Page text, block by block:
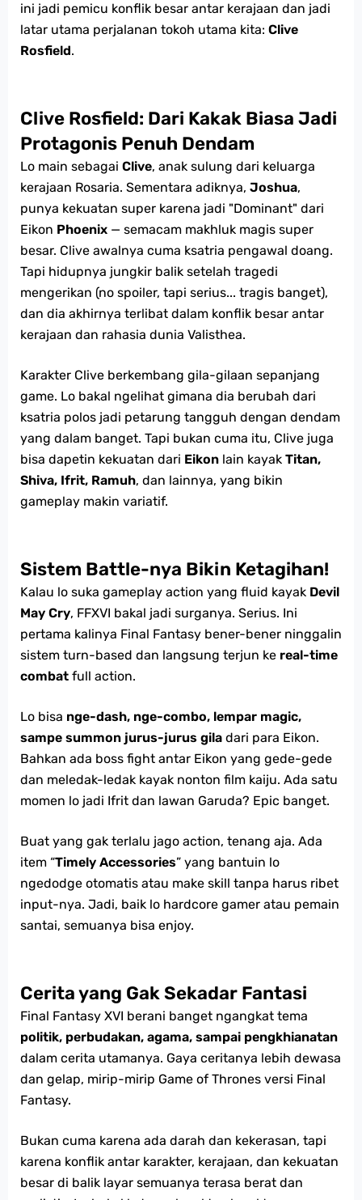
ini jadi pemicu konflik besar antar kerajaan dan jadi
latar utama perjalanan tokoh utama kita: Clive
Rosfield.
Clive Rosfield: Dari Kakak Biasa Jadi
Protagonis Penuh Dendam
Lo main sebagai Clive, anak sulung dari keluarga
kerajaan Rosaria. Sementara adiknya, Joshua,
punya kekuatan super karena jadi "Dominant" dari
Eikon Phoenix — semacam makhluk magis super
besar. Clive awalnya cuma ksatria pengawal doang.
Tapi hidupnya jungkir balik setelah tragedi
mengerikan (no spoiler, tapi serius... tragis banget),
dan dia akhirnya terlibat dalam konflik besar antar
kerajaan dan rahasia dunia Valisthea.
Karakter Clive berkembang gila-gilaan sepanjang
game. Lo bakal ngelihat gimana dia berubah dari
ksatria polos jadi petarung tangguh dengan dendam
yang dalam banget. Tapi bukan cuma itu, Clive juga
bisa dapetin kekuatan dari Eikon lain kayak Titan,
Shiva, Ifrit, Ramuh, dan lainnya, yang bikin
gameplay makin variatif.
Sistem Battle-nya Bikin Ketagihan!
Kalau lo suka gameplay action yang fluid kayak Devil
May Cry, FFXVI bakal jadi surganya. Serius. Ini
pertama kalinya Final Fantasy bener-bener ninggalin
sistem turn-based dan langsung terjun ke real-time
combat full action.
Lo bisa nge-dash, nge-combo, lempar magic,
sampe summon jurus-jurus gila dari para Eikon.
Bahkan ada boss fight antar Eikon yang gede-gede
dan meledak-ledak kayak nonton film kaiju. Ada satu
momen lo jadi Ifrit dan lawan Garuda? Epic banget.
Buat yang gak terlalu jago action, tenang aja. Ada
item “Timely Accessories” yang bantuin lo
ngedodge otomatis atau make skill tanpa harus ribet
input-nya. Jadi, baik lo hardcore gamer atau pemain
santai, semuanya bisa enjoy.
Cerita yang Gak Sekadar Fantasi
Final Fantasy XVI berani banget ngangkat tema
politik, perbudakan, agama, sampai pengkhianatan
dalam cerita utamanya. Gaya ceritanya lebih dewasa
dan gelap, mirip-mirip Game of Thrones versi Final
Fantasy.
Bukan cuma karena ada darah dan kekerasan, tapi
karena konflik antar karakter, kerajaan, dan kekuatan
besar di balik layar semuanya terasa berat dan